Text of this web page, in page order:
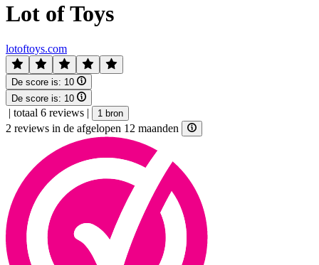
Lot of Toys
lotoftoys.com
De score is: 10
De score is: 10
| totaal 6 reviews | 1 bron
2 reviews in de afgelopen 12 maanden